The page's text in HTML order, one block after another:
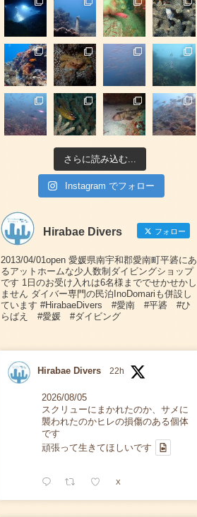
さらに読み込む...
Instagram でフォロー
Hirabae Divers フォロー
2013/04/01open 愛媛県南宇和郡愛南町平碆にあ
るアットホームな少人数制ダイビングショップ
です 1日のお受け入れは6名様まででせかせかし
ません ダイバー専門の民泊InoDomariも併設し
ています #HirabaeDivers #愛南 #平碆 #ひ
らばえ #愛媛 #ダイビング
Hirabae Divers 22h
2026/08/05
スクリューにまかれたのか、サメに
襲われたのかヒレの損傷のある個体
です
頑張って生きてほしいです
X